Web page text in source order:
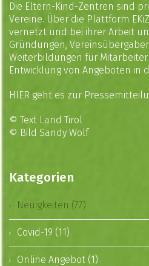
Die Eltern-Kind-Zentren sind
Vereine. Über die Plattform
vernetzt und bei ihrer Arbeit
Gründungen,
Weiterbildungen für
Entwicklung von Angeboten in
HIER geht es zur
© Text Land Tirol
© Bild Sandy Wolf
Kategorien
Neuigkeiten (77)
Covid-19 (11)
Online Angebot (1)